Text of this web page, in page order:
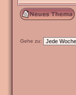
Gehe zu: